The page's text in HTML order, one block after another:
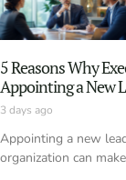
5 Reasons Why
Appointing a New
3 days ago
Appointing a new
organization can